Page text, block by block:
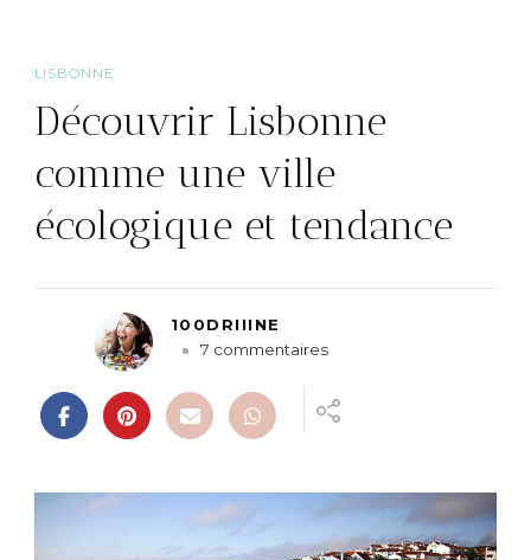
LISBONNE
Découvrir Lisbonne
comme une ville
écologique et tendance
100DRIIINE
7 commentairess
r
D
o
u
v